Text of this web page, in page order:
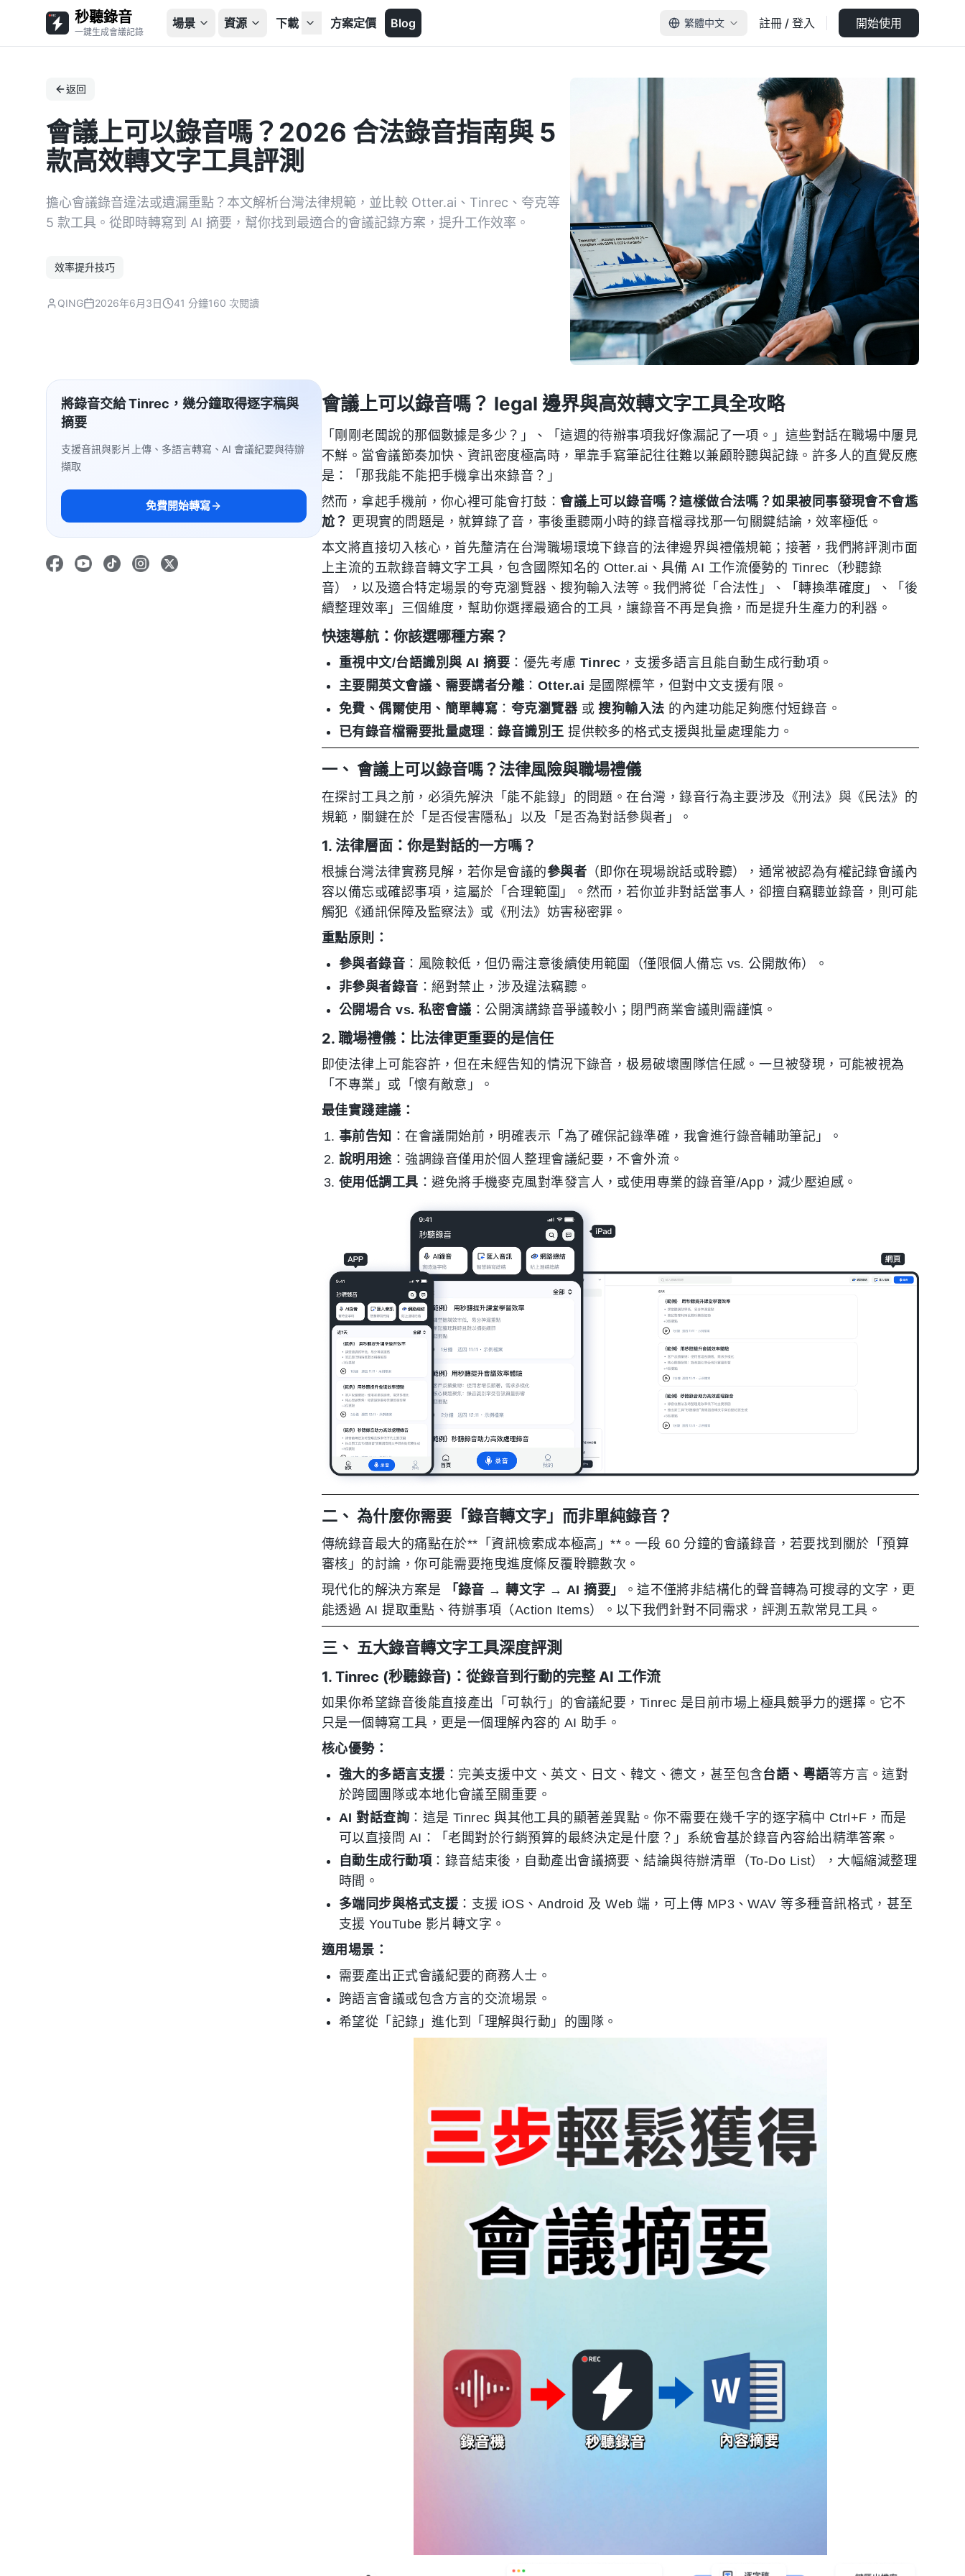
秒聽錄音
一鍵生成會議記錄
場景 資源 下載 方案定價 Blog 繁體中文 註冊 / 登入 開始使用
返回
會議上可以錄音嗎？2026 合法錄音指南與 5
款高效轉文字工具評測
擔心會議錄音違法或遺漏重點？本文解析台灣法律規範，並比較 Otter.ai、Tinrec、夸克等
5 款工具。從即時轉寫到 AI 摘要，幫你找到最適合的會議記錄方案，提升工作效率。
效率提升技巧
QING 2026年6月3日 41 分鐘160 次閱讀
將錄音交給 Tinrec，幾分鐘取得逐字稿與
摘要
支援音訊與影片上傳、多語言轉寫、AI 會議紀要與待辦
擷取
免費開始轉寫
會議上可以錄音嗎？ legal 邊界與高效轉文字工具全攻略
「剛剛老闆說的那個數據是多少？」、「這週的待辦事項我好像漏記了一項。」這些對話在職場中屢見
不鮮。當會議節奏加快、資訊密度極高時，單靠手寫筆記往往難以兼顧聆聽與記錄。許多人的直覺反應
是：「那我能不能把手機拿出來錄音？」
然而，拿起手機前，你心裡可能會打鼓：會議上可以錄音嗎？這樣做合法嗎？如果被同事發現會不會尷
尬？ 更現實的問題是，就算錄了音，事後重聽兩小時的錄音檔尋找那一句關鍵結論，效率極低。
本文將直接切入核心，首先釐清在台灣職場環境下錄音的法律邊界與禮儀規範；接著，我們將評測市面
上主流的五款錄音轉文字工具，包含國際知名的 Otter.ai、具備 AI 工作流優勢的 Tinrec（秒聽錄
音），以及適合特定場景的夸克瀏覽器、搜狗輸入法等。我們將從「合法性」、「轉換準確度」、「後
續整理效率」三個維度，幫助你選擇最適合的工具，讓錄音不再是負擔，而是提升生產力的利器。
快速導航：你該選哪種方案？
重視中文/台語識別與 AI 摘要 ：優先考慮 Tinrec ，支援多語言且能自動生成行動項。
主要開英文會議、需要講者分離 ： Otter.ai 是國際標竿，但對中文支援有限。
免費、偶爾使用、簡單轉寫 ： 夸克瀏覽器 或搜狗輸入法 的內建功能足夠應付短錄音。
已有錄音檔需要批量處理：錄音識別王 提供較多的格式支援與批量處理能力。
一、 會議上可以錄音嗎？法律風險與職場禮儀
在探討工具之前，必須先解決「能不能錄」的問題。在台灣，錄音行為主要涉及《刑法》與《民法》的
規範，關鍵在於「是否侵害隱私」以及「是否為對話參與者」。
1. 法律層面：你是對話的一方嗎？
根據台灣法律實務見解，若你是會議的參與者 （即你在現場說話或聆聽），通常被認為有權記錄會議內
容以備忘或確認事項，這屬於「合理範圍」。然而，若你並非對話當事人，卻擅自竊聽並錄音，則可能
觸犯《通訊保障及監察法》或《刑法》妨害秘密罪。
重點原則：
參與者錄音 ：風險較低，但仍需注意後續使用範圍（僅限個人備忘 vs. 公開散佈）。
非參與者錄音 ：絕對禁止，涉及違法竊聽。
公開場合 vs. 私密會議 ：公開演講錄音爭議較小；閉門商業會議則需謹慎。
2. 職場禮儀：比法律更重要的是信任
即使法律上可能容許，但在未經告知的情況下錄音，极易破壞團隊信任感。一旦被發現，可能被視為
「不專業」或「懷有敵意」。
最佳實踐建議：
事前告知 ：在會議開始前，明確表示「為了確保記錄準確，我會進行錄音輔助筆記」。
說明用途：強調錄音僅用於個人整理會議紀要，不會外流。
使用低調工具 ：避免將手機麥克風對準發言人，或使用專業的錄音筆/App，減少壓迫感。
二、 為什麼你需要「錄音轉文字」而非單純錄音？
傳統錄音最大的痛點在於**「資訊檢索成本極高」**。一段 60 分鐘的會議錄音，若要找到關於「預算
審核」的討論，你可能需要拖曳進度條反覆聆聽數次。
現代化的解決方案是
「錄音 → 轉文字 → AI 摘要」
。這不僅將非結構化的聲音轉為可搜尋的文字，更
能透過 AI 提取重點、待辦事項（Action Items）。以下我們針對不同需求，評測五款常見工具。
三、 五大錄音轉文字工具深度評測
1. Tinrec (秒聽錄音)：從錄音到行動的完整 AI 工作流
如果你希望錄音後能直接產出「可執行」的會議紀要，Tinrec 是目前市場上極具競爭力的選擇。它不
只是一個轉寫工具，更是一個理解內容的 AI 助手。
核心優勢：
強大的多語言支援 ：完美支援中文、英文、日文、韓文、德文，甚至包含台語、粵語等方言。這對
於跨國團隊或本地化會議至關重要。
AI 對話查詢 ：這是 Tinrec 與其他工具的顯著差異點。你不需要在幾千字的逐字稿中 Ctrl+F，而是
可以直接問 AI：「老闆對於行銷預算的最終決定是什麼？」系統會基於錄音內容給出精準答案。
自動生成行動項 ：錄音結束後，自動產出會議摘要、結論與待辦清單（To-Do List），大幅縮減整理
時間。
多端同步與格式支援 ：支援 iOS、Android 及 Web 端，可上傳 MP3、WAV 等多種音訊格式，甚至
支援 YouTube 影片轉文字。
適用場景：
需要產出正式會議紀要的商務人士。
跨語言會議或包含方言的交流場景。
希望從「記錄」進化到「理解與行動」的團隊。